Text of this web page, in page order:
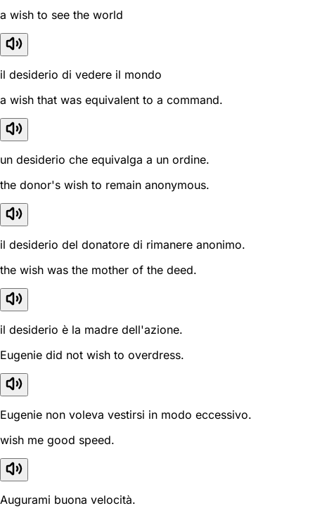
a wish to see the world
il desiderio di vedere il mondo
a wish that was equivalent to a command.
un desiderio che equivalga a un ordine.
the donor's wish to remain anonymous.
il desiderio del donatore di rimanere anonimo.
the wish was the mother of the deed.
il desiderio è la madre dell'azione.
Eugenie did not wish to overdress.
Eugenie non voleva vestirsi in modo eccessivo.
wish me good speed.
Augurami buona velocità.